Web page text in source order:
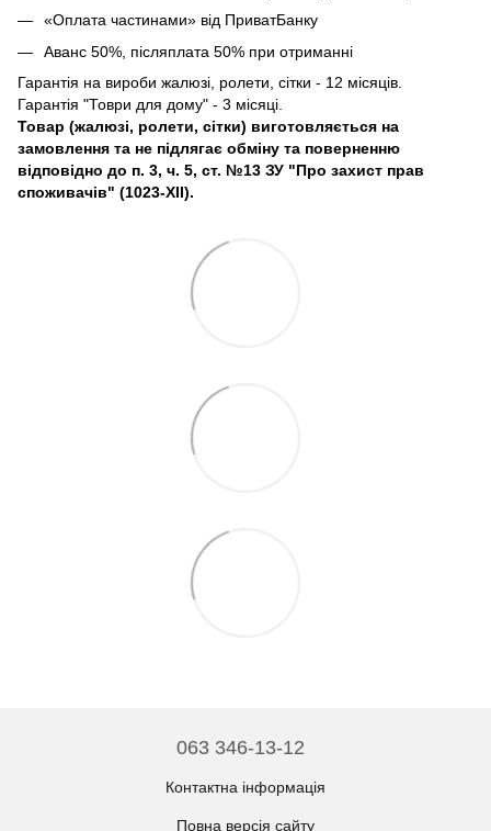
«Оплата частинами» від ПриватБанку
Аванс 50%, післяплата 50% при отриманні
Гарантія на вироби жалюзі, ролети, сітки - 12 місяців.
Гарантія "Товри для дому" - 3 місяці.
Товар (жалюзі, ролети, сітки) виготовляється на
замовлення та не підлягає обміну та поверненню
відповідно до п. 3, ч. 5, ст. №13 ЗУ "Про захист прав
споживачів" (1023-XII).
063 346-13-12
Контактна інформація
Повна версія сайту